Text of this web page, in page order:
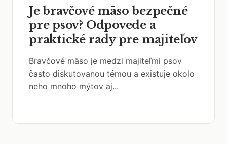
Je bravčové mäso bezpečné
pre psov? Odpovede a
praktické rady pre majiteľov
Bravčové mäso je medzi majiteľmi psov
často diskutovanou témou a existuje okolo
neho mnoho mýtov aj...